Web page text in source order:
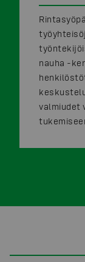
nauha -
valmiudet